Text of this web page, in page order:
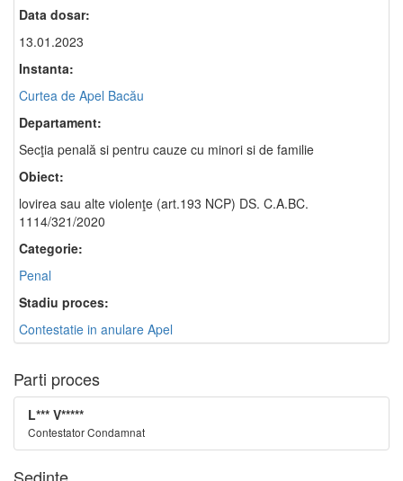
Data dosar:
13.01.2023
Instanta:
Curtea de Apel Bacău
Departament:
Secţia penală si pentru cauze cu minori si de familie
Obiect:
lovirea sau alte violenţe (art.193 NCP) DS. C.A.BC.
1114/321/2020
Categorie:
Penal
Stadiu proces:
Contestatie in anulare Apel
Parti proces
L*** V*****
Contestator Condamnat